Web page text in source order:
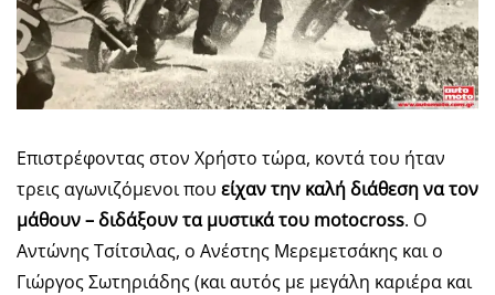
Επιστρέφοντας στον Χρήστο τώρα, κοντά του ήταν
τρεις αγωνιζόμενοι που είχαν την καλή διάθεση να τον
μάθουν – διδάξουν τα μυστικά του motocross. Ο
Αντώνης Τσίτσιλας, ο Ανέστης Μερεμετσάκης και ο
Γιώργος Σωτηριάδης (και αυτός με μεγάλη καριέρα και